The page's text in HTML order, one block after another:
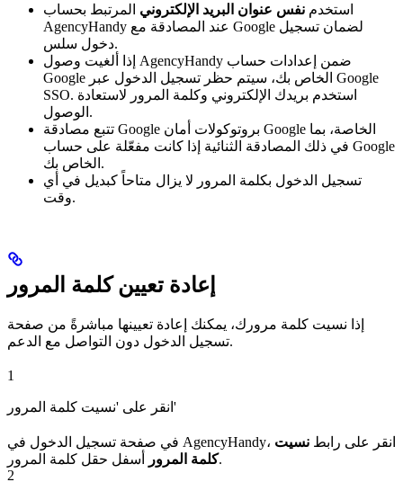
استخدم نفس عنوان البريد الإلكتروني المرتبط بحساب
AgencyHandy عند المصادقة مع Google لضمان تسجيل
دخول سلس.
إذا ألغيت وصول AgencyHandy ضمن إعدادات حساب
Google الخاص بك، سيتم حظر تسجيل الدخول عبر Google
SSO. استخدم بريدك الإلكتروني وكلمة المرور لاستعادة
الوصول.
تتبع مصادقة Google بروتوكولات أمان Google الخاصة، بما
في ذلك المصادقة الثنائية إذا كانت مفعّلة على حساب Google
الخاص بك.
تسجيل الدخول بكلمة المرور لا يزال متاحاً كبديل في أي
وقت.
إعادة تعيين كلمة المرور
إذا نسيت كلمة مرورك، يمكنك إعادة تعيينها مباشرةً من صفحة
تسجيل الدخول دون التواصل مع الدعم.
1
انقر على 'نسيت كلمة المرور'
في صفحة تسجيل الدخول في AgencyHandy، انقر على رابط نسيت
كلمة المرورأسفل حقل كلمة المرور.
2